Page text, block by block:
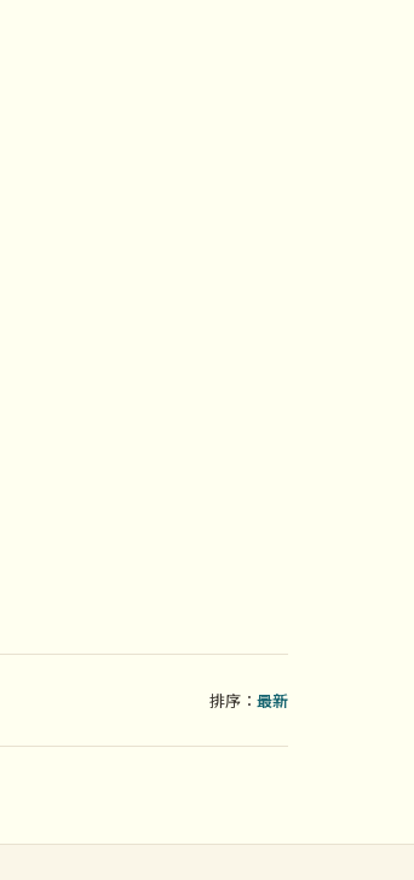
排序： 最新